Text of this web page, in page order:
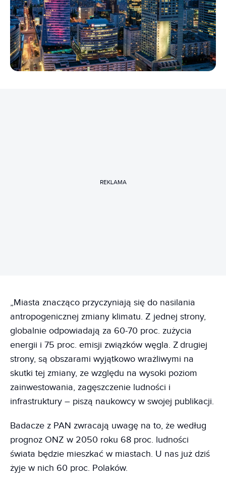
REKLAMA
„Miasta znacząco przyczyniają się do nasilania
antropogenicznej zmiany klimatu. Z jednej strony,
globalnie odpowiadają za 60-70 proc. zużycia
energii i 75 proc. emisji związków węgla. Z drugiej
strony, są obszarami wyjątkowo wrażliwymi na
skutki tej zmiany, ze względu na wysoki poziom
zainwestowania, zagęszczenie ludności i
infrastruktury – piszą naukowcy w swojej publikacji.
Badacze z PAN zwracają uwagę na to, że według
prognoz ONZ w 2050 roku 68 proc. ludności
świata będzie mieszkać w miastach. U nas już dziś
żyje w nich 60 proc. Polaków.